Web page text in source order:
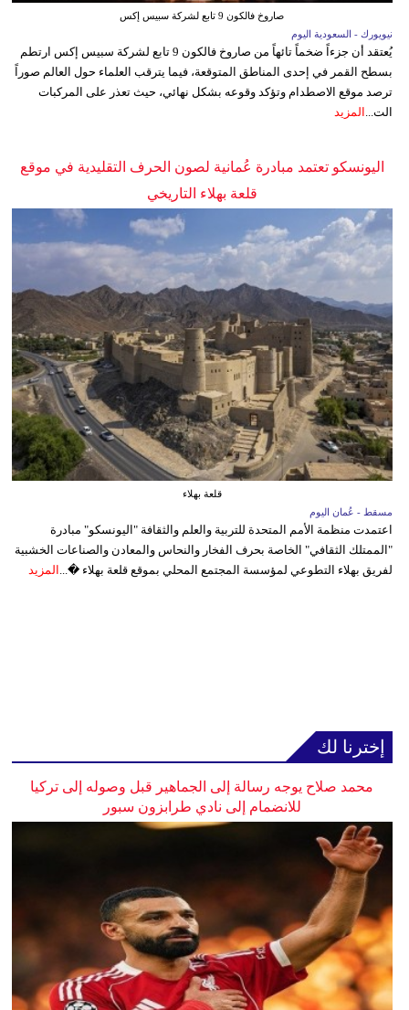
صاروخ فالكون 9 تابع لشركة سبيس إكس
نيويورك - السعودية اليوم
يُعتقد أن جزءاً ضخماً تائهاً من صاروخ فالكون 9 تابع لشركة سبيس إكس ارتطم
بسطح القمر في إحدى المناطق المتوقعة، فيما يترقب العلماء حول العالم صوراً
ترصد موقع الاصطدام وتؤكد وقوعه بشكل نهائي، حيث تعذر على المركبات
الت...
المزيد
اليونسكو تعتمد مبادرة عُمانية لصون الحرف التقليدية في موقع
قلعة بهلاء التاريخي
قلعة بهلاء
مسقط - عُمان اليوم
اعتمدت منظمة الأمم المتحدة للتربية والعلم والثقافة "اليونسكو" مبادرة
"الممتلك الثقافي" الخاصة بحرف الفخار والنحاس والمعادن والصناعات الخشبية
لفريق بهلاء التطوعي لمؤسسة المجتمع المحلي بموقع قلعة بهلاء �... المزيد
إخترنا لك
محمد صلاح يوجه رسالة إلى الجماهير قبل وصوله إلى تركيا
للانضمام إلى نادي طرابزون سبور